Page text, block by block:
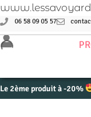
06 58 09 05 57
Le 2ème produit à -20%